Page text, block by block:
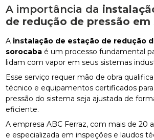
A importância da
de redução de pressão em
A instalação de estação de redução
sorocaba é um processo fundamental
lidam com vapor em seus sistemas
Esse serviço requer mão de obra
técnico e equipamentos certificados
pressão do sistema seja ajustada de
eficiente.
A empresa ABC Ferraz, com mais de 20
e especializada em inspeções e laudos